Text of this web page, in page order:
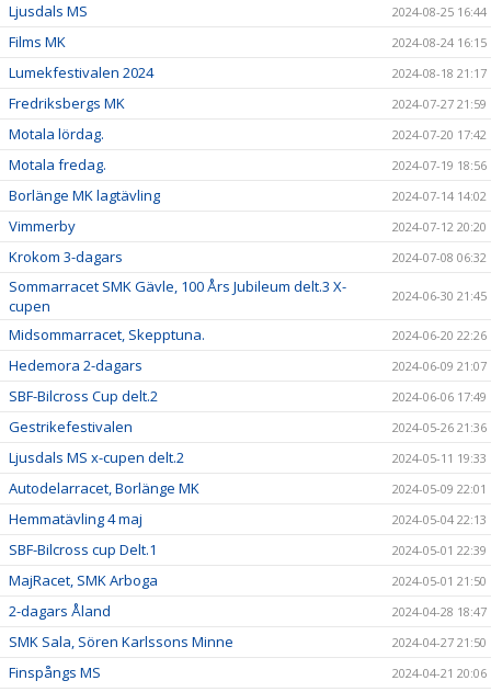
Ljusdals MS 2024-08-25 16:44
Films MK 2024-08-24 16:15
Lumekfestivalen 2024 2024-08-18 21:17
Fredriksbergs MK 2024-07-27 21:59
Motala lördag. 2024-07-20 17:42
Motala fredag. 2024-07-19 18:56
Borlänge MK lagtävling 2024-07-14 14:02
Vimmerby 2024-07-12 20:20
Krokom 3-dagars 2024-07-08 06:32
Sommarracet SMK Gävle, 100 Års Jubileum delt.3 X-
cupen
2024-06-30 21:45
Midsommarracet, Skepptuna. 2024-06-20 22:26
Hedemora 2-dagars 2024-06-09 21:07
SBF-Bilcross Cup delt.2 2024-06-06 17:49
Gestrikefestivalen 2024-05-26 21:36
Ljusdals MS x-cupen delt.2 2024-05-11 19:33
Autodelarracet, Borlänge MK 2024-05-09 22:01
Hemmatävling 4 maj 2024-05-04 22:13
SBF-Bilcross cup Delt.1 2024-05-01 22:39
MajRacet, SMK Arboga 2024-05-01 21:50
2-dagars Åland 2024-04-28 18:47
SMK Sala, Sören Karlssons Minne 2024-04-27 21:50
Finspångs MS 2024-04-21 20:06